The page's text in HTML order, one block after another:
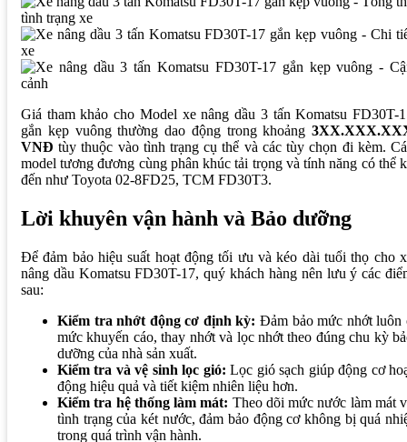
Giá tham khảo cho Model xe nâng dầu 3 tấn Komatsu FD30T-
gắn kẹp vuông thường dao động trong khoảng
VNĐ tùy thuộc vào tình trạng cụ thể và các tùy chọn đi kèm.
model tương đương cùng phân khúc tải trọng và tính năng có thể
đến như Toyota 02-8FD25, TCM FD30T3.
Lời khuyên vận hành và Bảo dưỡng
Để đảm bảo hiệu suất hoạt động tối ưu và kéo dài tuổi thọ cho
nâng dầu Komatsu FD30T-17, quý khách hàng nên lưu ý các
sau:
Kiểm tra nhớt động cơ định kỳ: Đảm bảo mức nhớt luôn
mức khuyến cáo, thay nhớt và lọc nhớt theo đúng chu kỳ
dưỡng của nhà sản xuất.
Kiểm tra và vệ sinh lọc gió: Lọc gió sạch giúp động cơ
động hiệu quả và tiết kiệm nhiên liệu hơn.
Kiểm tra hệ thống làm mát: Theo dõi mức nước làm mát
tình trạng của két nước, đảm bảo động cơ không bị quá
trong quá trình vận hành.